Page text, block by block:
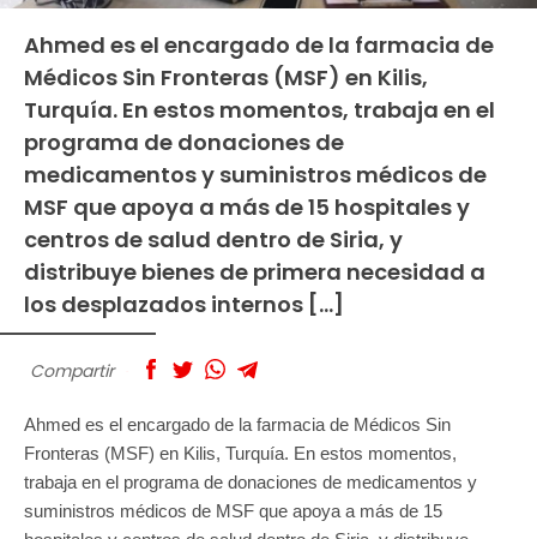
Ahmed es el encargado de la farmacia de
Médicos Sin Fronteras (MSF) en Kilis,
Turquía. En estos momentos, trabaja en el
programa de donaciones de
medicamentos y suministros médicos de
MSF que apoya a más de 15 hospitales y
centros de salud dentro de Siria, y
distribuye bienes de primera necesidad a
los desplazados internos […]
Compartir
Ahmed es el encargado de la farmacia de Médicos Sin
Fronteras (MSF) en Kilis, Turquía. En estos momentos,
trabaja en el programa de donaciones de medicamentos y
suministros médicos de MSF que apoya a más de 15